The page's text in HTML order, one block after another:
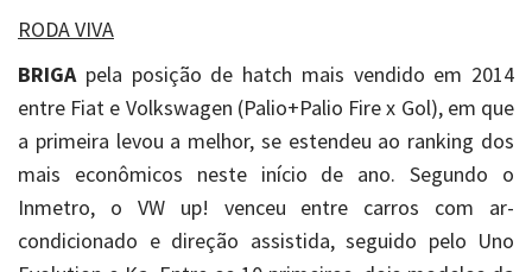
RODA VIVA
BRIGApela posição de hatch mais vendido em 2014
entre Fiat e Volkswagen (Palio+Palio Fire x Gol), em que
a primeira levou a melhor, se estendeu ao ranking dos
mais econômicos neste início de ano. Segundo o
Inmetro, o VW up! venceu entre carros com ar-
condicionado e direção assistida, seguido pelo Uno